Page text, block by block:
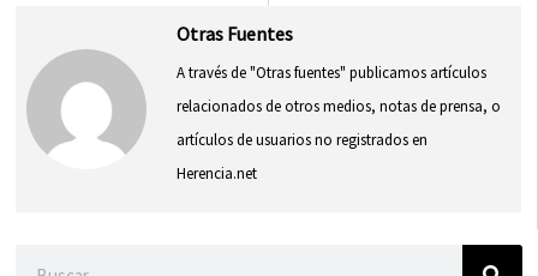
Otras Fuentes
A través de "Otras fuentes" publicamos artículos
relacionados de otros medios, notas de prensa, o
artículos de usuarios no registrados en
Herencia.net